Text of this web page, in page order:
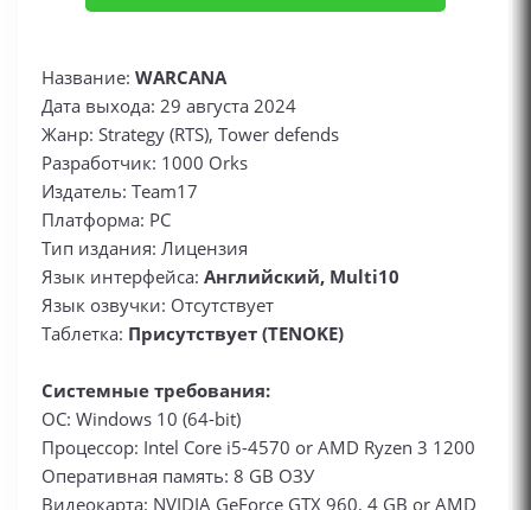
Название: WARCANA
Дата выхода: 29 августа 2024
Жанр: Strategy (RTS), Tower defends
Разработчик: 1000 Orks
Издатель: Team17
Платформа: PC
Тип издания: Лицензия
Язык интерфейса: Английский, Multi10
Язык озвучки: Отсутствует
Таблетка: Присутствует (TENOKE)
Системные требования:
ОС: Windows 10 (64-bit)
Процессор: Intel Core i5-4570 or AMD Ryzen 3 1200
Оперативная память: 8 GB ОЗУ
Видеокарта: NVIDIA GeForce GTX 960, 4 GB or AMD